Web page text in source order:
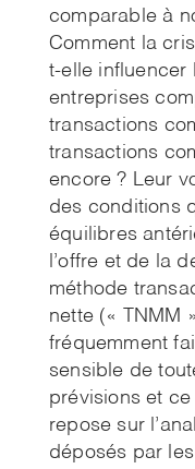
comparable à
Comment la
t-elle influencer
entreprises
transactions
transactions
encore ? Leur
des conditions
équilibres
l’offre et de la
méthode
nette (« TNMM
fréquemment
sensible de
prévisions et
repose sur
déposés par